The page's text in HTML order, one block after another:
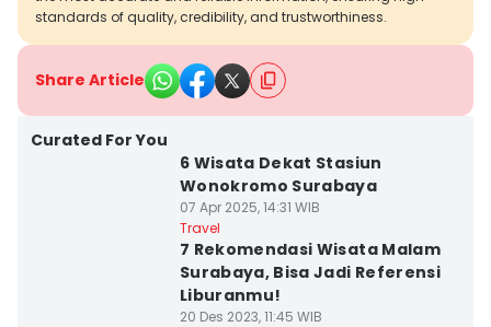
standards of quality, credibility, and trustworthiness.
Share Article
Curated For You
6 Wisata Dekat Stasiun
Wonokromo Surabaya
07 Apr 2025, 14:31 WIB
Travel
7 Rekomendasi Wisata Malam
Surabaya, Bisa Jadi Referensi
Liburanmu!
20 Des 2023, 11:45 WIB